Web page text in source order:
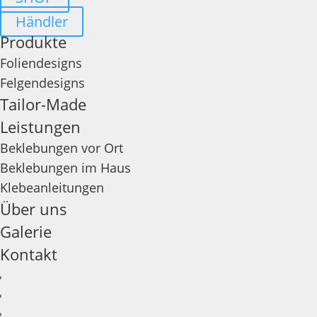
Händler
Produkte
Foliendesigns
Felgendesigns
Tailor-Made
Leistungen
Beklebungen vor Ort
Beklebungen im Haus
Klebeanleitungen
Über uns
Galerie
Kontakt